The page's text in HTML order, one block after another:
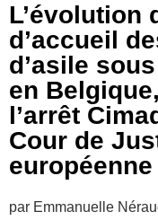
L’évolution
d’accueil
d’asile
en
l’arrêt
Cour de
européenne
par Emmanuelle